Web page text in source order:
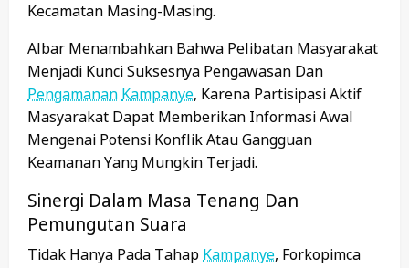
Kecamatan Masing-Masing.
Albar Menambahkan Bahwa Pelibatan Masyarakat
Menjadi Kunci Suksesnya Pengawasan Dan
Pengamanan Kampanye, Karena Partisipasi Aktif
Masyarakat Dapat Memberikan Informasi Awal
Mengenai Potensi Konflik Atau Gangguan
Keamanan Yang Mungkin Terjadi.
Sinergi Dalam Masa Tenang Dan
Pemungutan Suara
Tidak Hanya Pada Tahap Kampanye, Forkopimca